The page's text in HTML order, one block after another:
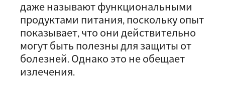
даже называют функциональными
продуктами питания, поскольку опыт
показывает, что они действительно
могут быть полезны для защиты от
болезней. Однако это не обещает
излечения.